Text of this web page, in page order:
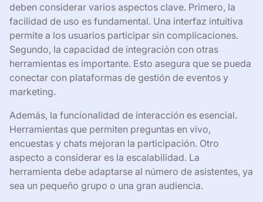
deben considerar varios aspectos clave. Primero, la
facilidad de uso es fundamental. Una interfaz intuitiva
permite a los usuarios participar sin complicaciones.
Segundo, la capacidad de integración con otras
herramientas es importante. Esto asegura que se pueda
conectar con plataformas de gestión de eventos y
marketing.
Además, la funcionalidad de interacción es esencial.
Herramientas que permiten preguntas en vivo,
encuestas y chats mejoran la participación. Otro
aspecto a considerar es la escalabilidad. La
herramienta debe adaptarse al número de asistentes, ya
sea un pequeño grupo o una gran audiencia.